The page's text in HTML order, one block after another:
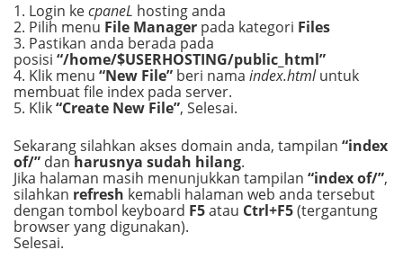
1. Login kecpaneL hosting anda
2. Pilih menu File Manager pada kategori Files
3. Pastikan anda berada pada
posisi “/home/$USERHOSTING/public_html”
4. Klik menu “New File” beri nama index.htmluntuk
membuat file index pada server.
5. Klik“Create New File”, Selesai.
Sekarang silahkan akses domain anda, tampilan “index
of/” dan harusnya sudah hilang.
Jika halaman masih menunjukkan tampilan “index of/”,
silahkan refresh kemabli halaman web anda tersebut
dengan tombol keyboard F5atau Ctrl+F5(tergantung
browser yang digunakan).
Selesai.